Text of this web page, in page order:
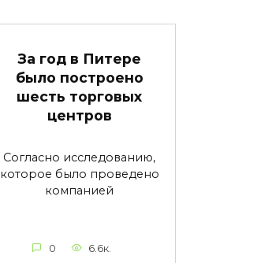
За год в Питере
было построено
шесть торговых
центров
Согласно исследованию,
которое было проведено
компанией
0 6.6к.